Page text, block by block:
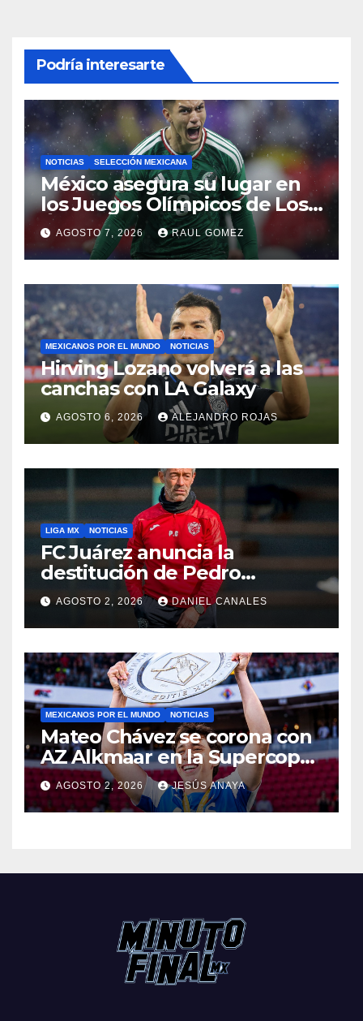
Podría interesarte
NOTICIAS SELECCIÓN MEXICANA
México asegura su lugar en
los Juegos Olímpicos de Los
Ángeles 2028
AGOSTO 7, 2026 RAUL GOMEZ
MEXICANOS POR EL MUNDO NOTICIAS
Hirving Lozano volverá a las
canchas con LA Galaxy
AGOSTO 6, 2026 ALEJANDRO ROJAS
LIGA MX NOTICIAS
FC Juárez anuncia la
destitución de Pedro
Caixinha
AGOSTO 2, 2026 DANIEL CANALES
MEXICANOS POR EL MUNDO NOTICIAS
Mateo Chávez se corona con
AZ Alkmaar en la Supercopa
de Países Bajos
AGOSTO 2, 2026 JESÚS ANAYA